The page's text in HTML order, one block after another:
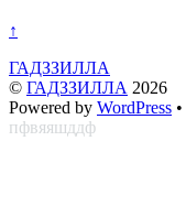
↑
ГАДЗЗИЛЛА
© ГАДЗЗИЛЛА 2026
Powered by WordPress •
пфвяяшддф